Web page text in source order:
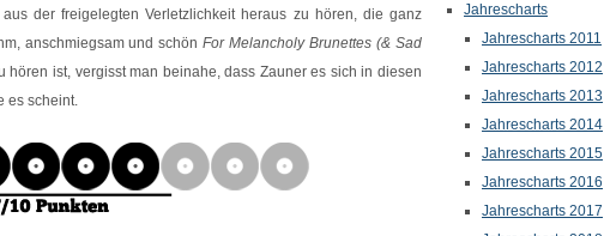
der freigelegten Verletzlichkeit heraus zu hören, die ganz
anschmiegsam und schönFor Melancholy Brunettes (& Sad
hören ist, vergisst man beinahe, dass Zauner es sich in diesen
es scheint.
Jahrescharts
Jahrescharts 2011
Jahrescharts 2012
Jahrescharts 2013
Jahrescharts 2014
Jahrescharts 2015
Jahrescharts 2016
Jahrescharts 2017